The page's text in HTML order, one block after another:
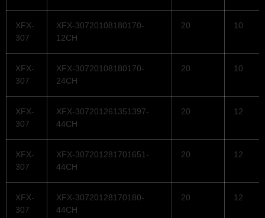
XFX-
307
XFX-30720108180170-
12CH
20 10
XFX-
307
XFX-30720108180170-
24CH
20 10
XFX-
307
XFX-307201261351397-
44CH
20 12
XFX-
307
XFX-307201281701651-
44CH
20 12
XFX-
307
XFX-30720128170180-
44CH
20 12